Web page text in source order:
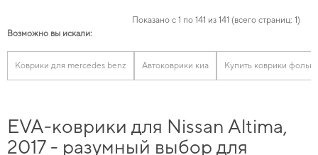
Показано с 1 по 141 из 141 (всего страниц: 1)
Возможно вы искали:
Коврики для mercedes benz Автоковрики киа Купить коврики
EVA-коврики для Nissan Altima,
2017 - разумный выбор для